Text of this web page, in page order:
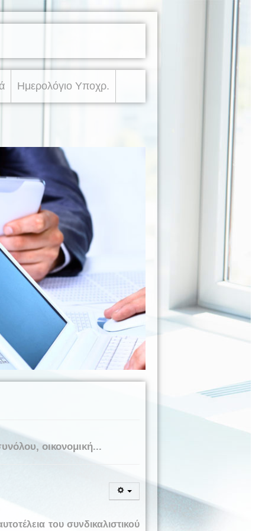
Ημερολόγιο Υποχρ.
οικονομική...
του συνδικαλιστικού